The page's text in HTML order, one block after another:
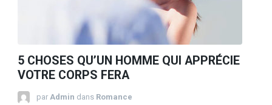
5 CHOSES QU’UN HOMME QUI APPRÉCIE
VOTRE CORPS FERA
par Admin dans Romance